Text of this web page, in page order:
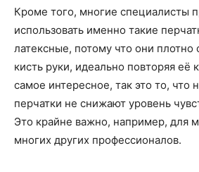
Кроме того, многие специалисты
использовать именно такие
латексные, потому что они плотно
кисть руки, идеально повторяя её
самое интересное, так это то, что
перчатки не снижают уровень
Это крайне важно, например, для
многих других профессионалов.